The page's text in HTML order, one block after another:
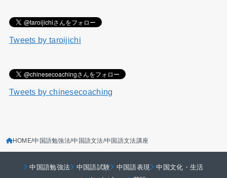
Tweets by taroijichi
Tweets by chinesecoaching
HOME 中国語勉強法 中国語文法 中国語文法講座
中国語勉強法 中国語試験 中国語表現
中国文化・生活